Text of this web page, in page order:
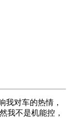
对车的热情，
我不是机能控，